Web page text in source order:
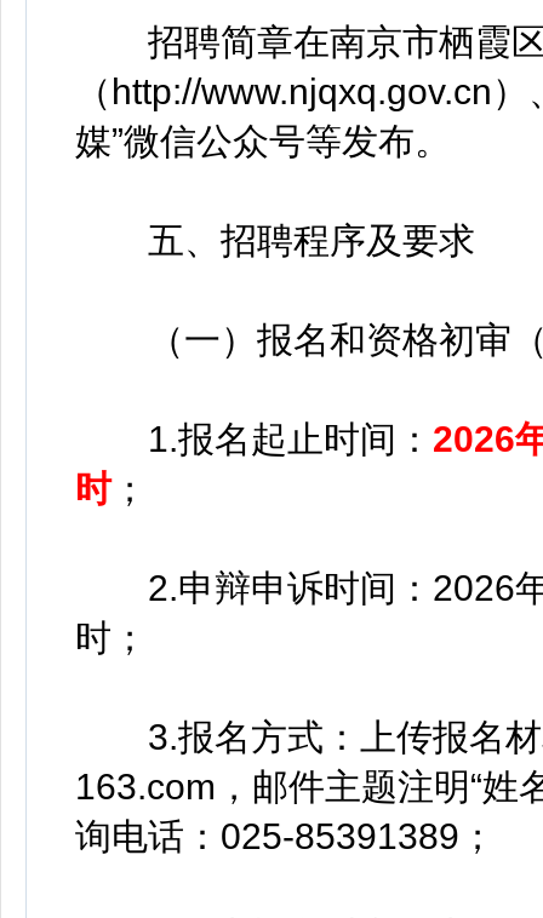
招聘简章在南京市栖霞区
（http://www.njqxq.gov.cn
媒”微信公众号等发布。
五、招聘程序及要求
（一）报名和资格初审（
1.报名起止时间： 2026
时；
2.申辩申诉时间：2026年
时；
3.报名方式：上传报名材
163.com，邮件主题注明“姓
询电话：025-85391389；